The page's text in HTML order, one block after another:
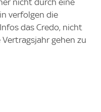
nicht durch eine
verfolgen die
Infos das Credo, nicht
gehen zu